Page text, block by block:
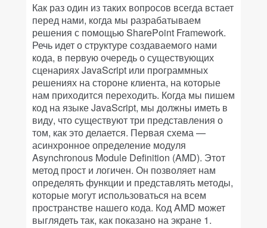
Как раз один из таких вопросов всегда встает
перед нами, когда мы разрабатываем
решения с помощью SharePoint Framework.
Речь идет о структуре создаваемого нами
кода, в первую очередь о существующих
сценариях JavaScript или программных
решениях на стороне клиента, на которые
нам приходится переходить. Когда мы пишем
код на языке JavaScript, мы должны иметь в
виду, что существуют три представления о
том, как это делается. Первая схема —
асинхронное определение модуля
Asynchronous Module Definition (AMD). Этот
метод прост и логичен. Он позволяет нам
определять функции и представлять методы,
которые могут использоваться на всем
пространстве нашего кода. Код AMD может
выглядеть так, как показано на экране 1.